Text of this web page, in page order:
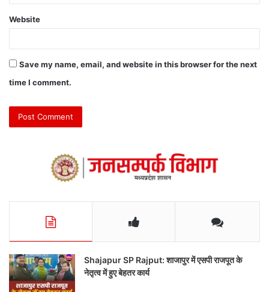
Website
Save my name, email, and website in this browser for the next
time I comment.
Shajapur SP Rajput: शाजापुर में एसपी राजपूत के
नेतृत्व में हुए बेहतर कार्य